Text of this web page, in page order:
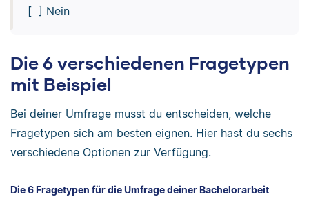
[ ] Nein
Die 6 verschiedenen Fragetypen
mit Beispiel
Bei deiner Umfrage musst du entscheiden, welche
Fragetypen sich am besten eignen. Hier hast du sechs
verschiedene Optionen zur Verfügung.
Die 6 Fragetypen für die Umfrage deiner Bachelorarbeit